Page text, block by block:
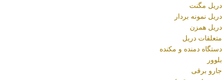
دریل مگنت
دریل نمونه بردار
دریل همزن
متعلقات دریل
دستگاه دمنده و مکنده
بلوور
جارو برقی